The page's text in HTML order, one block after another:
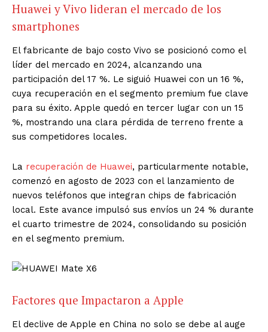
Huawei y Vivo lideran el mercado de los
smartphones
El fabricante de bajo costo Vivo se posicionó como el
líder del mercado en 2024, alcanzando una
participación del 17 %. Le siguió Huawei con un 16 %,
cuya recuperación en el segmento premium fue clave
para su éxito. Apple quedó en tercer lugar con un 15
%, mostrando una clara pérdida de terreno frente a
sus competidores locales.
La recuperación de Huawei, particularmente notable,
comenzó en agosto de 2023 con el lanzamiento de
nuevos teléfonos que integran chips de fabricación
local. Este avance impulsó sus envíos un 24 % durante
el cuarto trimestre de 2024, consolidando su posición
en el segmento premium.
Factores que Impactaron a Apple
El declive de Apple en China no solo se debe al auge